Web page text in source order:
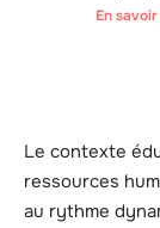
En
Le contexte
ressources
au rythme